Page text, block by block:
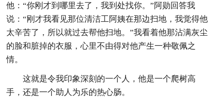
他：“你刚才到哪里去了，我到处找你。”阿勋回答我
说：“刚才我看见那位清洁工阿姨在那边扫地，我觉得他
太辛苦了，所以就过去帮他扫地。”我看着他那沾满灰尘
的脸和脏掉的衣服，心里不由得对他产生一种敬佩之
情。
这就是令我印象深刻的一个人，他是一个爬树高
手，还是一个助人为乐的热心肠。